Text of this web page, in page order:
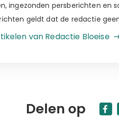
ingezonden persberichten en
geldt dat de redactie
van Redactie Bloeise
Delen op